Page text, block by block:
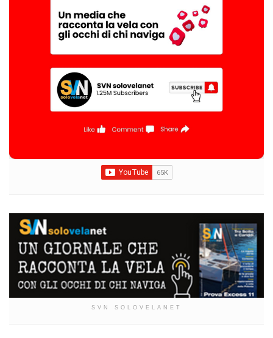
SVN SOLOVELANET